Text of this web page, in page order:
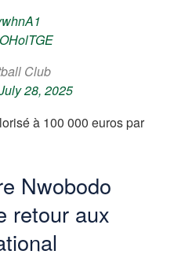
Club
28, 2025
à 100 000 euros par
Nwobodo
retour aux